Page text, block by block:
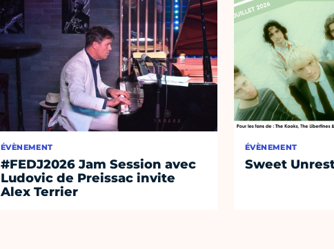
ÉVÈNEMENT
#FEDJ2026 Jam Session avec
Ludovic de Preissac invite
Alex Terrier
ÉVÈNEMENT
Sweet